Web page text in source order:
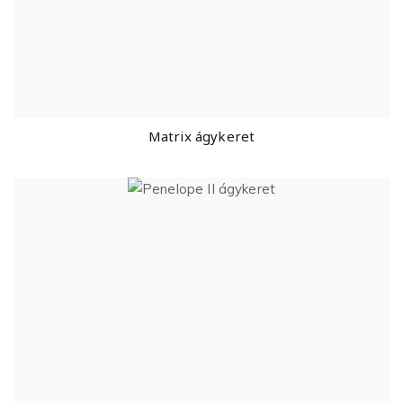
Matrix ágykeret